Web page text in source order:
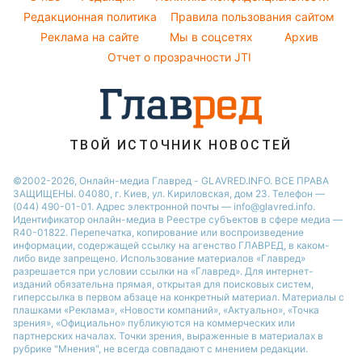
Напитки
Праздничное меню
Погода на завтра
Пылевая буря
Редакционная политика
Правила пользования сайтом
Реклама на сайте
Мы в соцсетях
Архив
Отчет о прозрачности JTI
ТВОЙ ИСТОЧНИК НОВОСТЕЙ
©2002-2026, Онлайн-медиа Главред - GLAVRED.INFO. ВСЕ ПРАВА
ЗАЩИЩЕНЫ. 04080, г. Киев, ул. Кириловская, дом 23. Телефон —
(044) 490-01-01. Адрес электронной почты — info@glavred.info.
Идентификатор онлайн-медиа в Реестре cубъектов в сфере медиа —
R40-01822. Перепечатка, копирование или воспроизведение
информации, содержащей ссылку на агенство ГЛАВРЕД, в каком-
либо виде запрещено. Использование материалов «Главред»
разрешается при условии ссылки на «Главред». Для интернет-
изданий обязательна прямая, открытая для поисковых систем,
гиперссылка в первом абзаце на конкретный материал. Материалы с
плашками «Реклама», «Новости компаний», «Актуально», «Точка
зрения», «Официально» публикуются на коммерческих или
партнерских началах. Точки зрения, выраженные в материалах в
рубрике "Мнения", не всегда совпадают с мнением редакции.